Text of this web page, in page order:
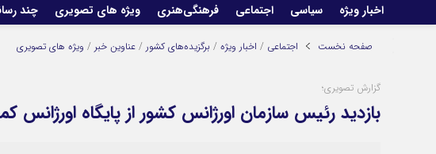
اخبار ویژه سیاسی اجتماعی فرهنگی‌هنری ویژه های تصویری چند
صفحه نخست اجتماعی / اخبار ویژه / برگزیده‌های کشور / عناوین خبر / ویژه های تصویری
گزارش تصویری؛
بازدید رئیس سازمان اورژانس کشور از پایگاه اورژانس